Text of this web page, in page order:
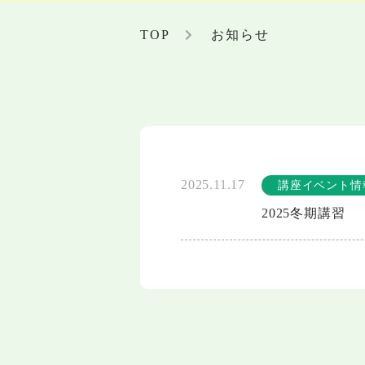
TOP お知らせ
2025.11.17 講座イベント情
2025冬期講習